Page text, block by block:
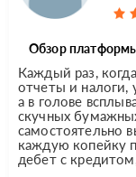
Обзор
Каждый раз,
отчеты и налоги,
а в голове
скучных
самостоятельно
каждую копейку
дебет с